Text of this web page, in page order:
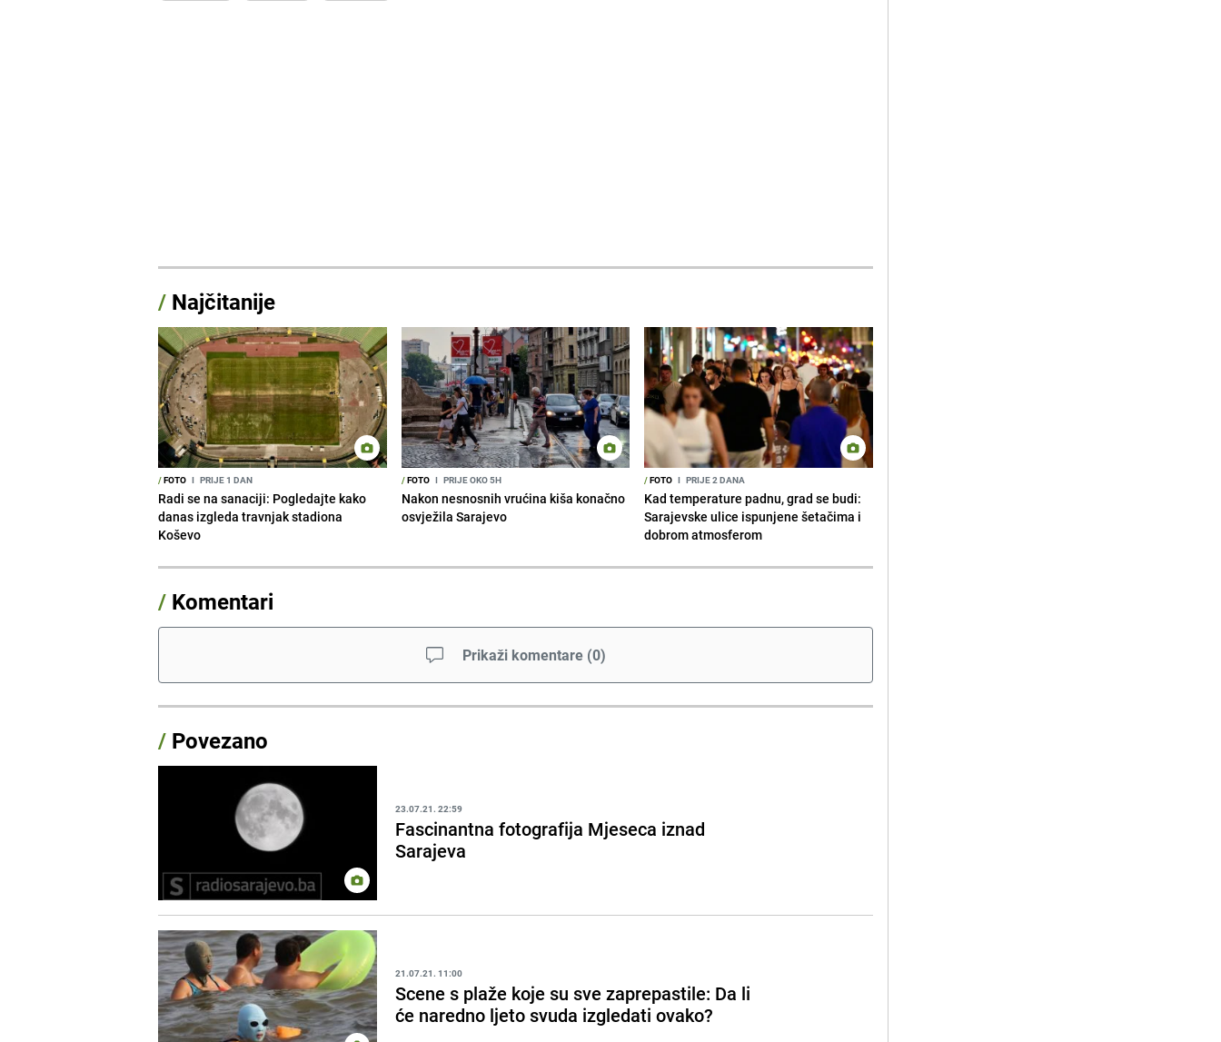
/ Najčitanije
/FOTO I PRIJE 1 DAN
Radi se na sanaciji: Pogledajte kako
danas izgleda travnjak stadiona
Koševo
/FOTO I PRIJE OKO 5H
Nakon nesnosnih vrućina kiša konačno
osvježila Sarajevo
/FOTO I PRIJE 2 DANA
Kad temperature padnu, grad se budi:
Sarajevske ulice ispunjene šetačima i
dobrom atmosferom
/ Komentari
Prikaži komentare (0)
/ Povezano
23.07.21. 22:59
Fascinantna fotografija Mjeseca iznad
Sarajeva
21.07.21. 11:00
Scene s plaže koje su sve zaprepastile: Da li
će naredno ljeto svuda izgledati ovako?